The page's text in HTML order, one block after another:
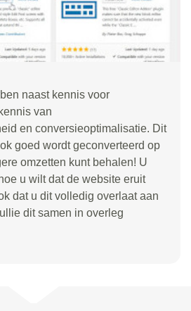
naast kennis voor
van
en conversieoptimalisatie. Dit
goed wordt geconverteerd op
omzetten kunt behalen! U
u wilt dat de website eruit
dat u dit volledig overlaat aan
dit samen in overleg